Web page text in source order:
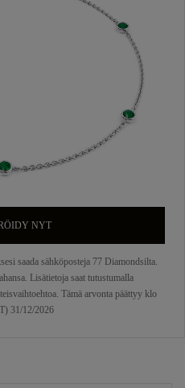
NYT
saada sähköposteja 77 Diamondsilta.
Lisätietoja saat tutustumalla
Tämä arvonta päättyy klo
31/12/2026